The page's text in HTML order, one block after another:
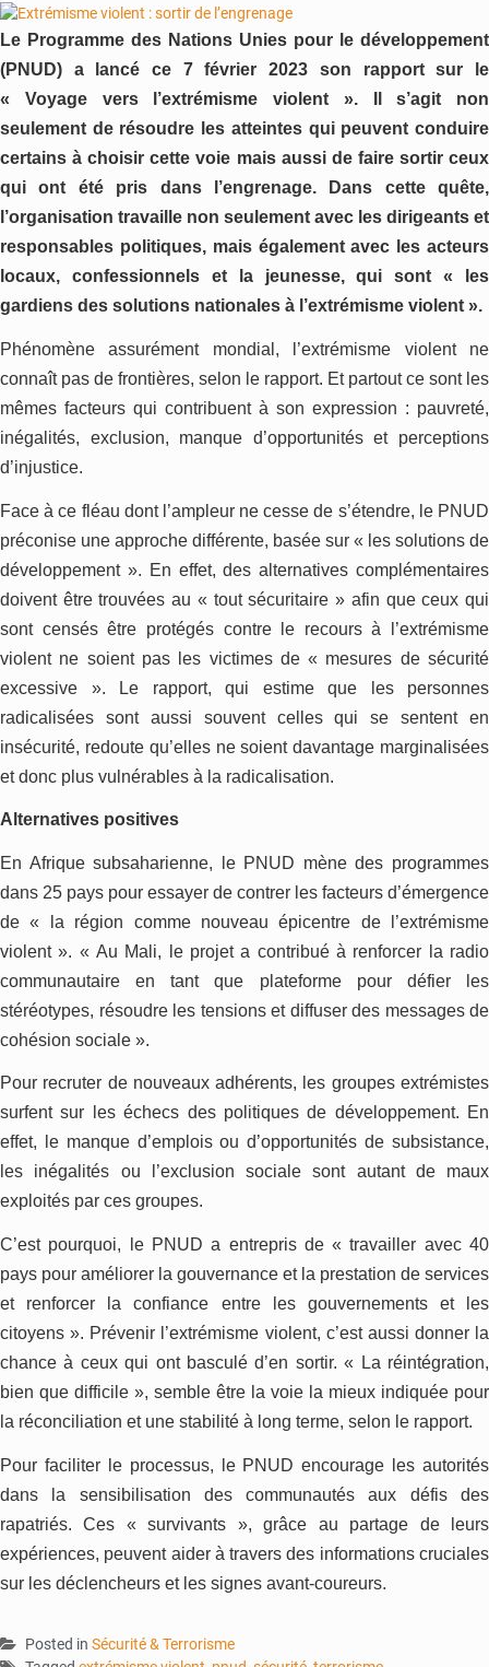
pour
réconciliation
nationale
?
Le Programme des Nations Unies pour le développement
(PNUD) a lancé ce 7 février 2023 son rapport sur le
« Voyage vers l’extrémisme violent ». Il s’agit non
seulement de résoudre les atteintes qui peuvent conduire
certains à choisir cette voie mais aussi de faire sortir ceux
qui ont été pris dans l’engrenage. Dans cette quête,
l’organisation travaille non seulement avec les dirigeants et
responsables politiques, mais également avec les acteurs
locaux, confessionnels et la jeunesse, qui sont « les
gardiens des solutions nationales à l’extrémisme violent ».
Phénomène assurément mondial, l’extrémisme violent ne
connaît pas de frontières, selon le rapport. Et partout ce sont les
mêmes facteurs qui contribuent à son expression : pauvreté,
inégalités, exclusion, manque d’opportunités et perceptions
d’injustice.
Face à ce fléau dont l’ampleur ne cesse de s’étendre, le PNUD
préconise une approche différente, basée sur « les solutions de
développement ». En effet, des alternatives complémentaires
doivent être trouvées au « tout sécuritaire » afin que ceux qui
sont censés être protégés contre le recours à l’extrémisme
violent ne soient pas les victimes de « mesures de sécurité
excessive ». Le rapport, qui estime que les personnes
radicalisées sont aussi souvent celles qui se sentent en
insécurité, redoute qu’elles ne soient davantage marginalisées
et donc plus vulnérables à la radicalisation.
Alternatives positives
En Afrique subsaharienne, le PNUD mène des programmes
dans 25 pays pour essayer de contrer les facteurs d’émergence
de « la région comme nouveau épicentre de l’extrémisme
violent ». « Au Mali, le projet a contribué à renforcer la radio
communautaire en tant que plateforme pour défier les
stéréotypes, résoudre les tensions et diffuser des messages de
cohésion sociale ».
Pour recruter de nouveaux adhérents, les groupes extrémistes
surfent sur les échecs des politiques de développement. En
effet, le manque d’emplois ou d’opportunités de subsistance,
les inégalités ou l’exclusion sociale sont autant de maux
exploités par ces groupes.
C’est pourquoi, le PNUD a entrepris de « travailler avec 40
pays pour améliorer la gouvernance et la prestation de services
et renforcer la confiance entre les gouvernements et les
citoyens ». Prévenir l’extrémisme violent, c’est aussi donner la
chance à ceux qui ont basculé d’en sortir. « La réintégration,
bien que difficile », semble être la voie la mieux indiquée pour
la réconciliation et une stabilité à long terme, selon le rapport.
Pour faciliter le processus, le PNUD encourage les autorités
dans la sensibilisation des communautés aux défis des
rapatriés. Ces « survivants », grâce au partage de leurs
expériences, peuvent aider à travers des informations cruciales
sur les déclencheurs et les signes avant-coureurs.
Posted in Sécurité & Terrorisme